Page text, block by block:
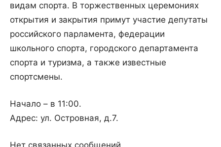
видам спорта. В торжественных церемониях
открытия и закрытия примут участие депутаты
российского парламента, федерации
школьного спорта, городского департамента
спорта и туризма, а также известные
спортсмены.
Начало – в 11:00.
Адрес: ул. Островная, д.7.